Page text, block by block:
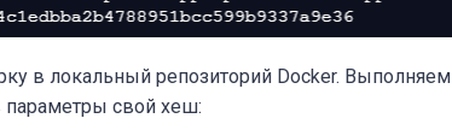
в локальный репозиторий Docker. Выполняем
свой хеш: